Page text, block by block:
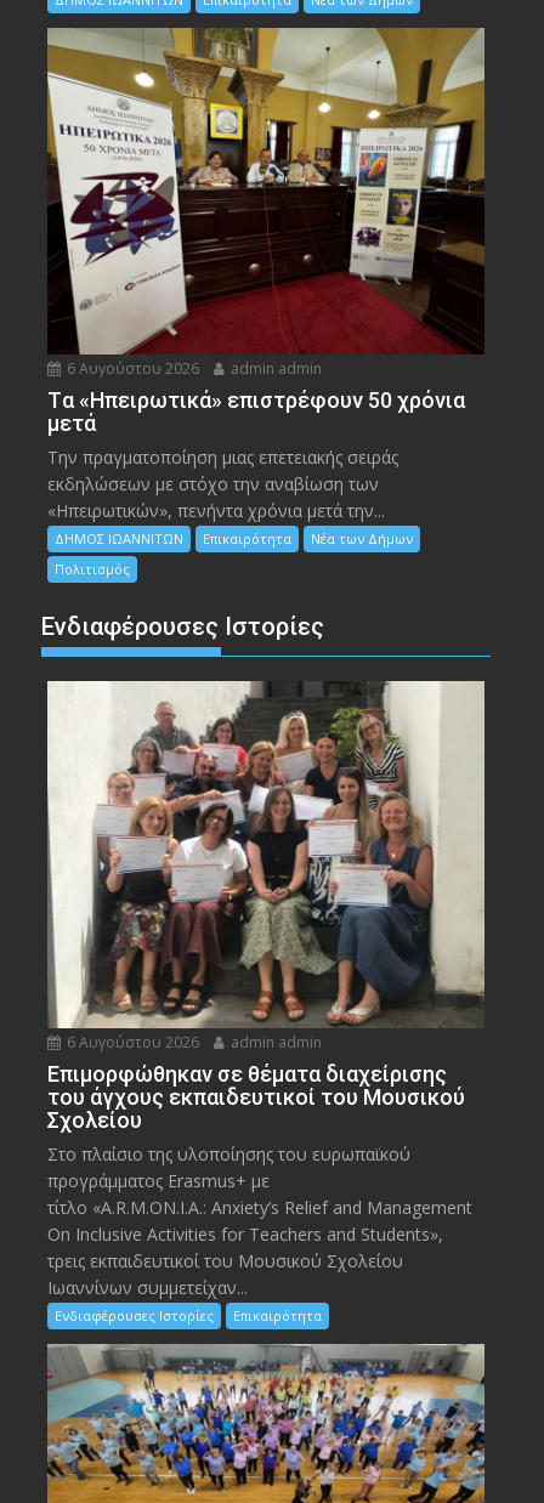
6 Αυγούστου 2026 admin admin
Tα «Ηπειρωτικά» επιστρέφουν 50 χρόνια
μετά
Την πραγματοποίηση μιας επετειακής σειράς
εκδηλώσεων με στόχο την αναβίωση των
«Ηπειρωτικών», πενήντα χρόνια μετά την...
ΔΗΜΟΣ ΙΩΑΝΝΙΤΩΝ Επικαιρότητα
Νέα των Δήμων
Πολιτισμός
Ενδιαφέρουσες Ιστορίες
6 Αυγούστου 2026 admin admin
Eπιμορφώθηκαν σε θέματα διαχείρισης
του άγχους εκπαιδευτικοί του Μουσικού
Σχολείου
Στο πλαίσιο της υλοποίησης του ευρωπαϊκού
προγράμματος Erasmus+ με
τίτλο «A.R.M.ON.I.A.: Anxiety’s Relief and Management
On Inclusive Activities for Teachers and Students»,
τρεις εκπαιδευτικοί του Μουσικού Σχολείου
Ιωαννίνων συμμετείχαν...
Ενδιαφέρουσες Ιστορίες Επικαιρότητα